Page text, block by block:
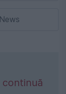
continuă